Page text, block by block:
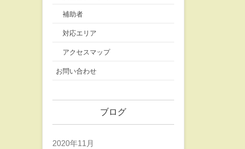
補助者
対応エリア
アクセスマップ
お問い合わせ
ブログ
2020年11月